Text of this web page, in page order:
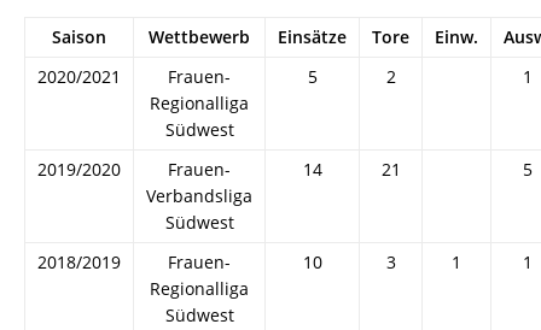
Saison Wettbewerb Einsätze Tore Einw.
2020/2021
Frauen-
Regionalliga
Südwest
5 2 1
2019/2020
Frauen-
Verbandsliga
Südwest
14 21 5
2018/2019
Frauen-
Regionalliga
Südwest
10 3 1 1